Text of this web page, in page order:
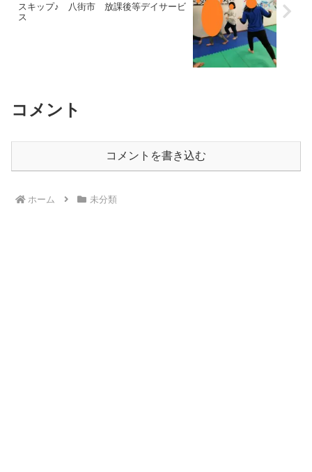
スキップ♪ 八街市 放課後等デイサービ
ス
コメント
コメントを書き込む
ホーム 未分類